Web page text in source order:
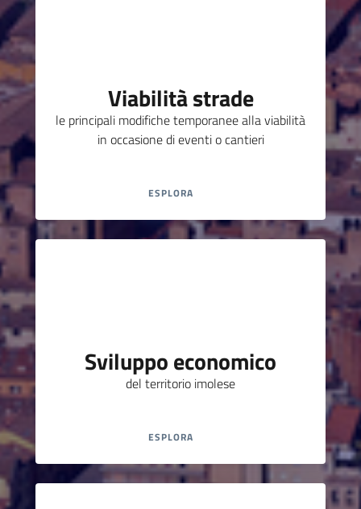
Viabilità strade
le principali modifiche temporanee alla viabilità
in occasione di eventi o cantieri
ESPLORA
Sviluppo economico
del territorio imolese
ESPLORA